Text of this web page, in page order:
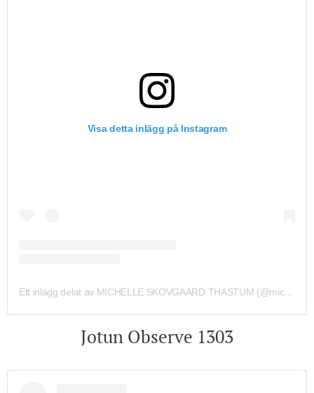
Visa detta inlägg på Instagram
Ett inlägg delat av MICHELLE SKOVGAARD THASTUM (@michelleskovgaardthastum)
Jotun Observe 1303